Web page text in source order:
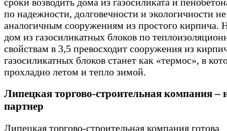
по надежности, долговечности и экологичности
аналогичным сооружениям из простого кирпича.
дом из газосиликатных блоков по
свойствам в 3,5 превосходит сооружения из
газосиликатных блоков станет как «термос», в
прохладно летом и тепло зимой.
Липецкая торгово-строительная компания –
партнер
Липецкая торгово-строительная компания готова